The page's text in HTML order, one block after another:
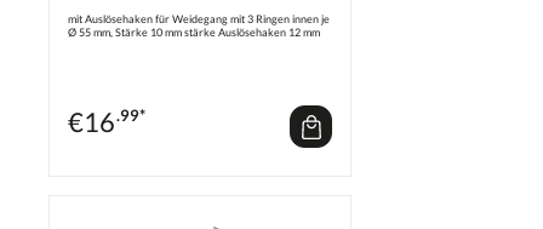
mit Auslösehaken für Weidegang mit 3 Ringen innen je
Ø 55 mm, Stärke 10 mm stärke Auslösehaken 12 mm
€16.99*